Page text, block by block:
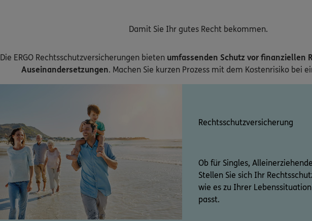
Damit Sie Ihr gutes Recht bekommen.
Die ERGO Rechtsschutzversicherungen bieten umfassenden Schutz vor finanziellen
Auseinandersetzungen. Machen Sie kurzen Prozess mit dem Kostenrisiko bei
Rechtsschutzversicherung
Ob für Singles,
Stellen Sie sich Ihr
wie es zu Ihrer
passt.